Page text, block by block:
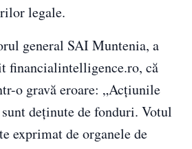
legale.
general SAI Muntenia, a
financialintelligence.ro, că
o gravă eroare: „Acțiunile
deținute de fonduri. Votul
exprimat de organele de